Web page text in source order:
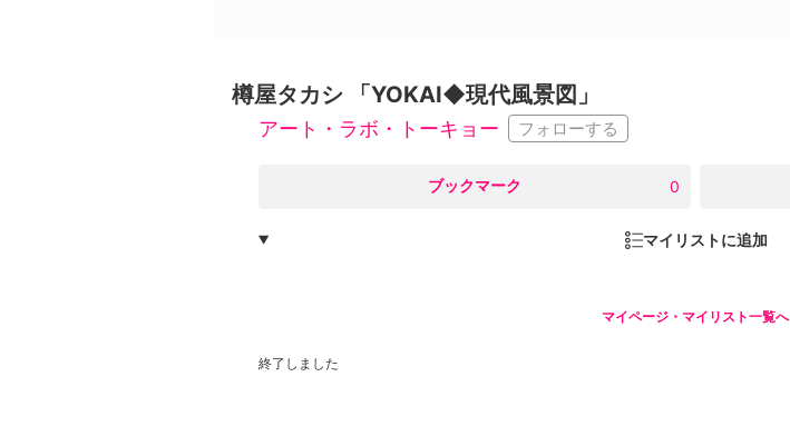
樽屋タカシ 「YOKAI◆現代風景図」
アート・ラボ・トーキョー フォローする
ブックマーク 0
マイリストに追加
マイページ・マイリスト一覧へ
終了しました